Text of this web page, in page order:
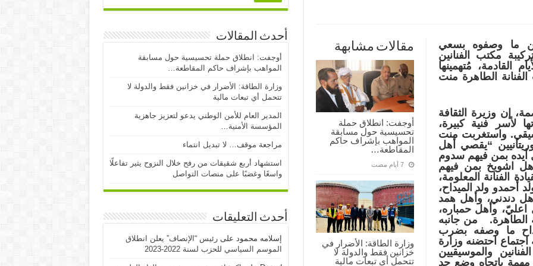
مقالات مشابهة
أوجفت: انطلاق حملة
تحسيسية حول مسابقة
المواهب بإشراف حاكم
المقاطعة…
‏7 أيام مضت
وزارة الطاقة: الأضرار في
خزانين فقط والدولة لا
تتحمل أي تبعات مالية
ما وصفوه بسعي
مكتب الفنانين
القادمة، مُتهمينها
الطاهرة منت
إن وزيرة الثقافة
لأسر فنية كبيرة،
واستغربت منت
“يقصي أهل
أيده بمن فيهم سدوم
اشويخ بمن فيهم
الفنانة المعلومة،
أحمدو ولد الميداح،
دندني، وأهل همد
اعليّ، وأهل حمباره،
الطاهرة. من جانبه
ما وصفه بضرب
احتضنه وزارة
والموسيقيين
باتجاه وضع حد
أحدث المقالات
أوجفت: انطلاق حملة تحسيسية حول مسابقة
المواهب بإشراف حاكم المقاطعة…
وزارة الطاقة: الأضرار في خزانين فقط والدولة لا
تتحمل أي تبعات مالية
المدير العام للأمن الوطني يدعو لتعزيز جاهزية
المؤسسة الأمنية…
مراجعة موقف… لا تبديل انتماء
استشهاد أربع شقيقات من رفح خلال النزوح يثير تفاعلًا
واسعًا وغضبًا على منصات التواصل
أحدث التعليقات
إسلامه محمود علىرئيس “الإنصاف” يعلن انطلاق
الموسم السياسي للحزب لسنة 2022-2023